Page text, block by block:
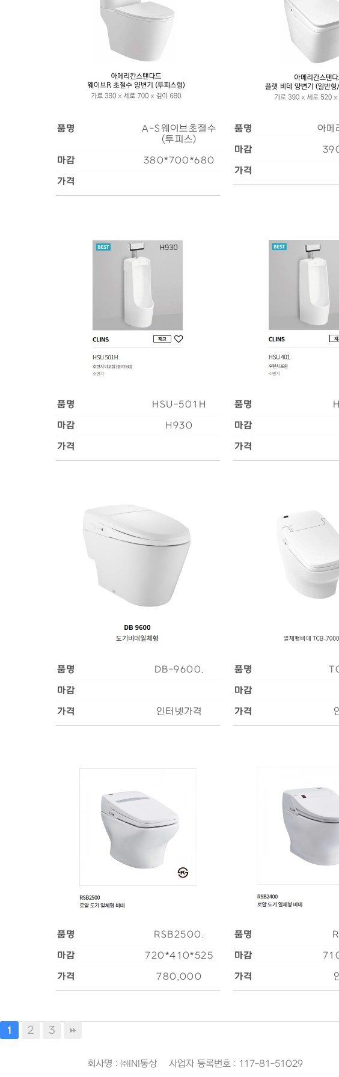
품명
A-S웨이브초절수
(투피스)
마감
380*700*680
가격
품명
아메
마감
가격
품명
HSU-501H
마감
H930
가격
품명
마감
가격
품명
DB-9600.
마감
가격
인터넷가격
품명
마감
가격
품명
RSB2500.
마감
720*410*525
가격
780,000
품명
마감
가격
1 2 3
회사명 : ㈜INI통상 사업자 등록번호 : 117-81-51029